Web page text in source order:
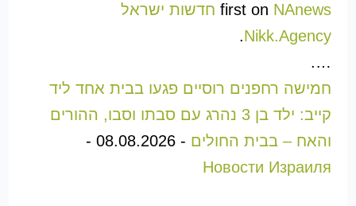
first onNAnews חדשות ישראל
Nikk.Agency
.
….
חמישה רחפנים רוסיים פגעו בבית אחד ליד
קייב: ילד בן 3 נהרג עם סבתו וסבו, ההורים
והאח – בבית החולים -
08.08.2026
-
Новости Израиля